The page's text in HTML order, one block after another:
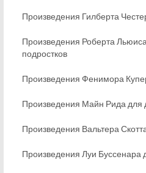
Произведения Гилберта
Произведения Роберта
подростков
Произведения Фенимора
Произведения Майн Рида для
Произведения Вальтера
Произведения Луи Буссенара